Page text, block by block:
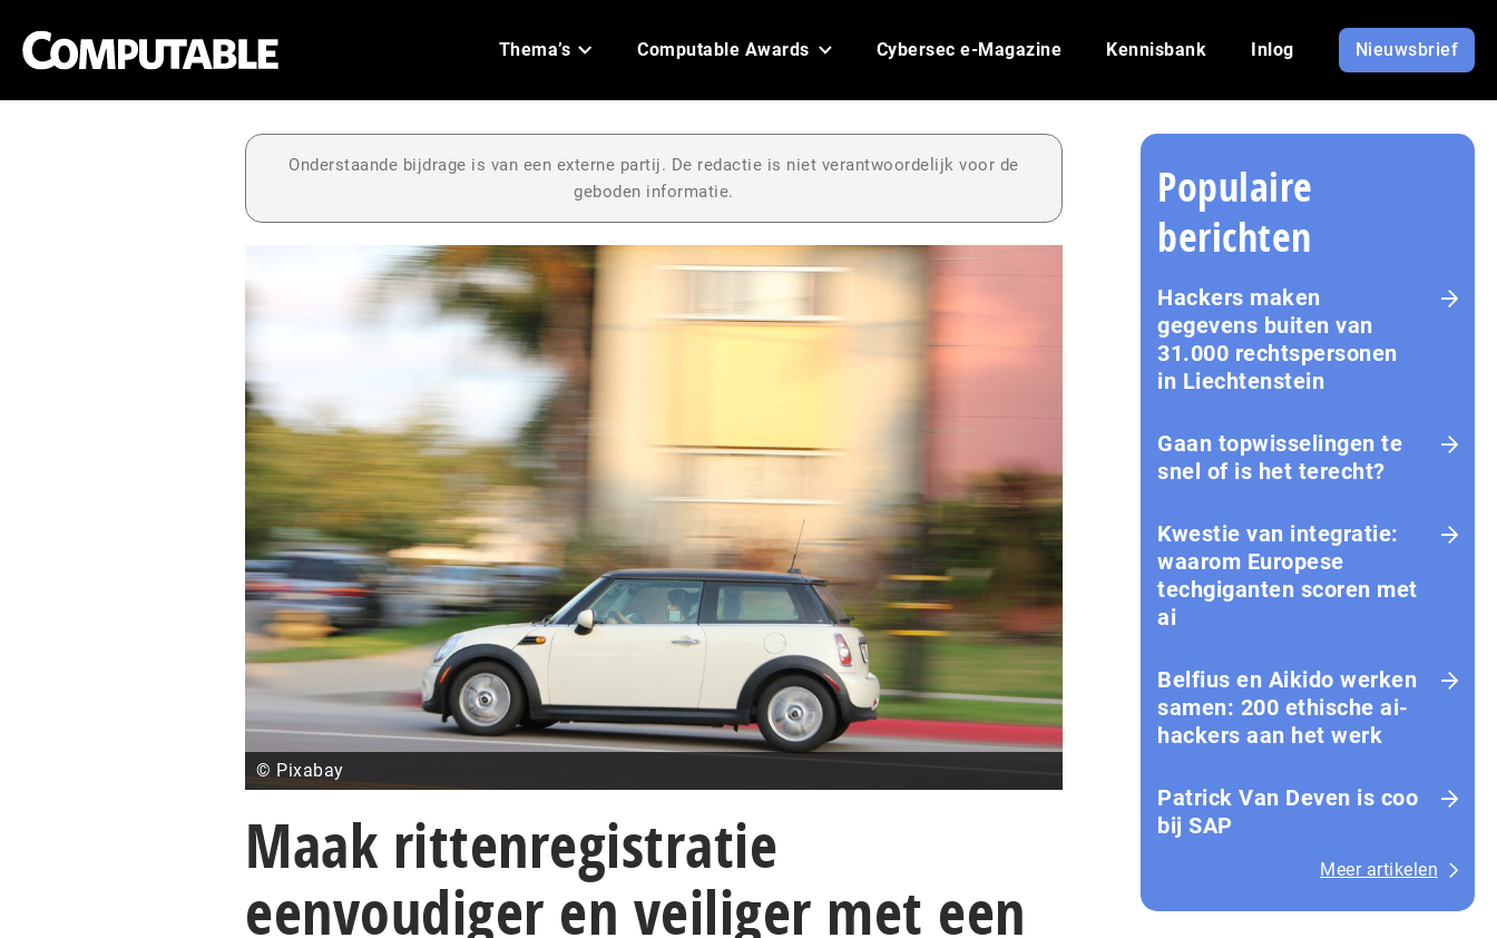
Thema’s Computable Awards Cybersec e-Magazine Kennisbank Inlog Nieuwsbrief
Onderstaande bijdrage is van een externe partij. De redactie is niet verantwoordelijk voor de
geboden informatie.
© Pixabay
Maak rittenregistratie
eenvoudiger en veiliger met een
Populaire
berichten
Hackers maken
gegevens buiten van
31.000 rechtspersonen
in Liechtenstein
Gaan topwisselingen te
snel of is het terecht?
Kwestie van integratie:
waarom Europese
techgiganten scoren met
ai
Belfius en Aikido werken
samen: 200 ethische ai-
hackers aan het werk
Patrick Van Deven is coo
bij SAP
Meer artikelen